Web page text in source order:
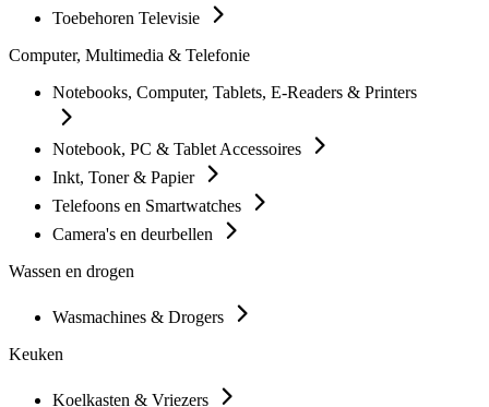
Toebehoren Televisie
Computer, Multimedia & Telefonie
Notebooks, Computer, Tablets, E-Readers & Printers
Notebook, PC & Tablet Accessoires
Inkt, Toner & Papier
Telefoons en Smartwatches
Camera's en deurbellen
Wassen en drogen
Wasmachines & Drogers
Keuken
Koelkasten & Vriezers